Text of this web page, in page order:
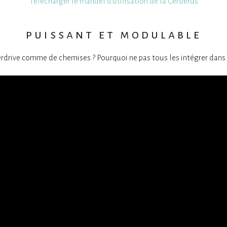
puissant et modulable
comme de chemises ? Pourquoi ne pas tous les intégrer